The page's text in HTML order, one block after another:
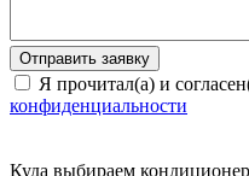
Я прочитал(а) и
конфиденциальности
Куда выбираем